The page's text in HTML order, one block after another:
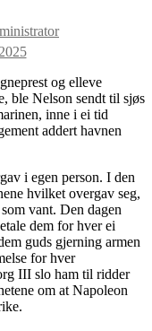
og elleve
ble Nelson sendt til sjøs
inne i ei tid
addert havnen
i egen person. I den
hvilket overgav seg,
vant. Den dagen
dem for hver ei
guds gjerning armen
for hver
III slo ham til ridder
om at Napoleon